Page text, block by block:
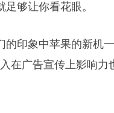
够让你看花眼。
的印象中苹果的新机
在广告宣传上影响力